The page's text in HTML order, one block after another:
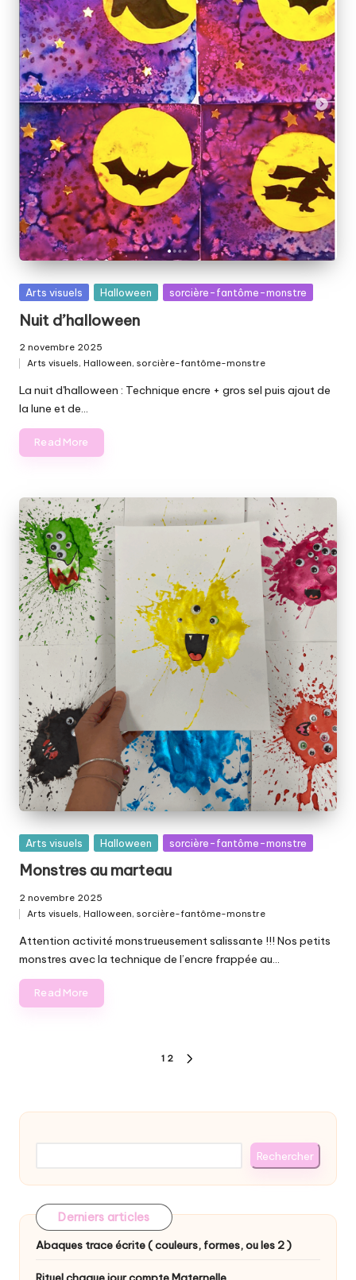
Posted
Arts visuels Halloween sorcière-fantôme-monstre
Nuit d’halloween
2 novembre 2025
in
Arts visuels, Halloween, sorcière-fantôme-monstre
La nuit d'halloween : Technique encre + gros sel puis ajout de
la lune et de…
Read More
Posted
Arts visuels Halloween sorcière-fantôme-monstre
Monstres au marteau
2 novembre 2025
in
Arts visuels, Halloween, sorcière-fantôme-monstre
Attention activité monstrueusement salissante !!! Nos petits
monstres avec la technique de l’encre frappée au…
Read More
publications
1 2
Rechercher
Rechercher
Derniers articles
Abaques trace écrite ( couleurs, formes, ou les 2 )